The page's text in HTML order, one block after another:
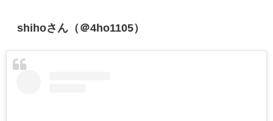
shihoさん（＠4ho1105）